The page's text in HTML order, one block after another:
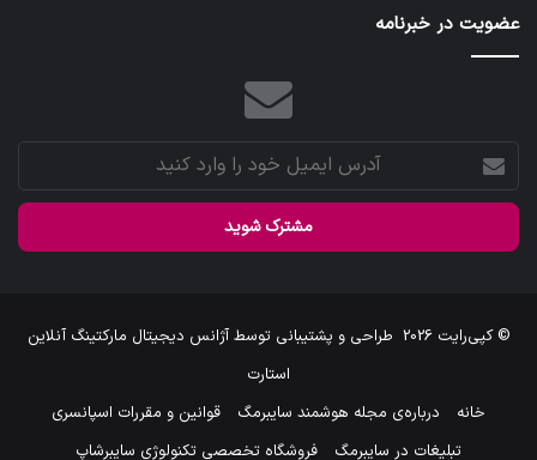
عضویت در خبرنامه
آدرس
ایمیل
خود
وارد
© کپی‌رایت 2026 طراحی و پشتیبانی توسطآژانس دیجیتال مارکتینگ آنلاین
استارت
خانه
درباره‌ی مجله هوشمند سایبرمگ
قوانین و مقررات اسپانسری
تبلیغات در سایبرمگ
فروشگاه تخصصی تکنولوژی سایبرشاپ